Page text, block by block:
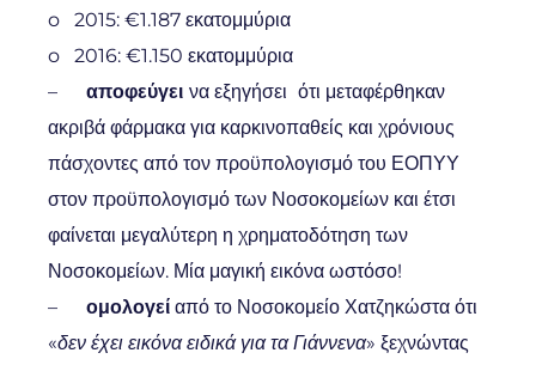
o 2015: €1.187 εκατομμύρια
o 2016: €1.150 εκατομμύρια
– αποφεύγει να εξηγήσει ότι μεταφέρθηκαν
ακριβά φάρμακα για καρκινοπαθείς και χρόνιους
πάσχοντες από τον προϋπολογισμό του ΕΟΠΥΥ
στον προϋπολογισμό των Νοσοκομείων και έτσι
φαίνεται μεγαλύτερη η χρηματοδότηση των
Νοσοκομείων. Μία μαγική εικόνα ωστόσο!
– ομολογεί από το Νοσοκομείο Χατζηκώστα ότι
«δεν έχει εικόνα ειδικά για τα Γιάννενα» ξεχνώντας